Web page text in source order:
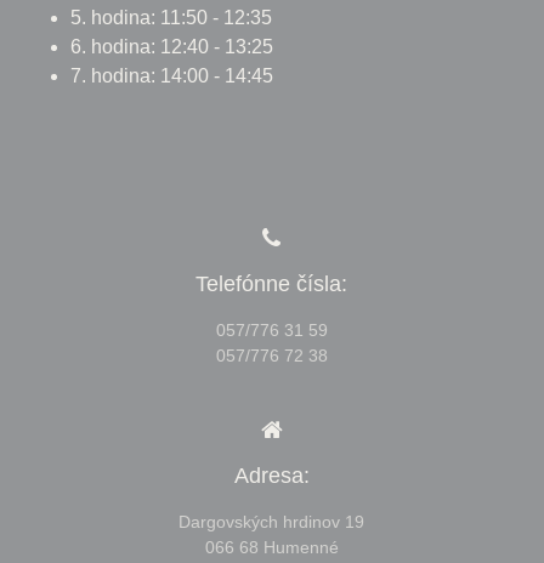
5. hodina: 11:50 - 12:35
6. hodina: 12:40 - 13:25
7. hodina: 14:00 - 14:45
Telefónne čísla:
057/776 31 59
057/776 72 38
Adresa:
Dargovských hrdinov 19
066 68 Humenné